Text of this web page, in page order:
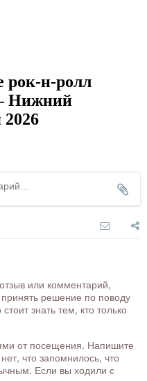
рок-н-ролл
Нижний
2026
или комментарий,
решение по поводу
знать тем, кто только
от посещения. Напишите
что запомнилось, что
Если вы ходили с